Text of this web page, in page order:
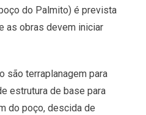
do Palmito) é prevista
as obras devem iniciar
são terraplanagem para
estrutura de base para
do poço, descida de